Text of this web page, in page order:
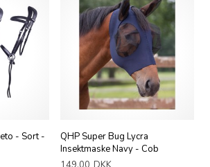
- Sort -
QHP Super Bug Lycra
Insektmaske Navy - Cob